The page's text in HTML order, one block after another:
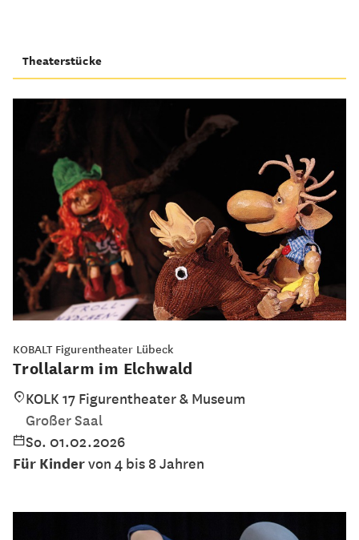
Theaterstücke
KOBALT Figurentheater Lübeck
Trollalarm im Elchwald
KOLK 17 Figurentheater & Museum
Großer Saal
So. 01.02.2026
Für Kindervon 4 bis 8 Jahren